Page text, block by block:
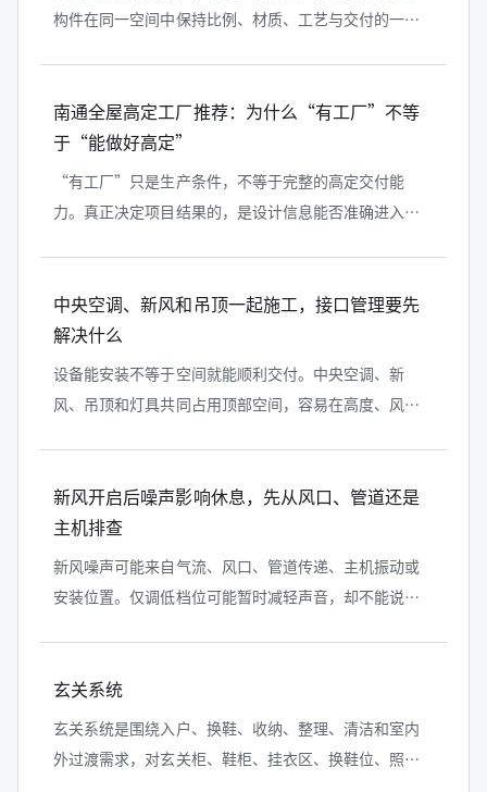
构件在同一空间中保持比例、材质、工艺与交付的一
南通全屋高定工厂推荐：为什么“有工厂”不等
于“能做好高定”
“有工厂”只是生产条件，不等于完整的高定交付能
力。真正决定项目结果的，是设计信息能否准确进入生
中央空调、新风和吊顶一起施工，接口管理要先
解决什么
设备能安装不等于空间就能顺利交付。中央空调、新
风、吊顶和灯具共同占用顶部空间，容易在高度、风
新风开启后噪声影响休息，先从风口、管道还是
主机排查
新风噪声可能来自气流、风口、管道传递、主机振动或
安装位置。仅调低档位可能暂时减轻声音，却不能说明
玄关系统
玄关系统是围绕入户、换鞋、收纳、整理、清洁和室内
外过渡需求，对玄关柜、鞋柜、挂衣区、换鞋位、照